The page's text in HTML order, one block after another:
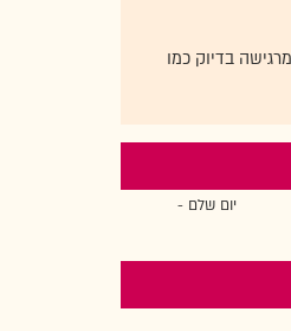
בדיוק כמו
יום שלם -